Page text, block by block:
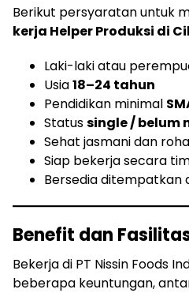
Berikut persyaratan untuk
kerja Helper Produksi di
Laki-laki atau
Usia18–24 tahun
Pendidikan minimal
Statussingle / belum
Sehat jasmani dan
Siap bekerja secara
Bersedia ditempatkan
Benefit dan
Bekerja di PT Nissin Foods
beberapa keuntungan,